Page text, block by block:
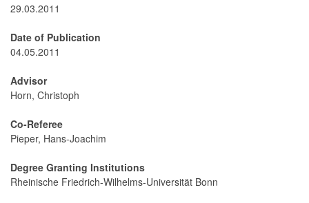
29.03.2011
Date of Publication
04.05.2011
Advisor
Horn, Christoph
Co-Referee
Pieper, Hans-Joachim
Degree Granting Institutions
Rheinische Friedrich-Wilhelms-Universität Bonn